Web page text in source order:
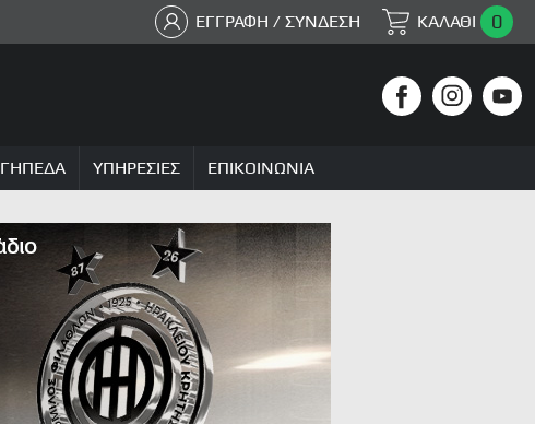
ΕΓΓΡΑΦΗ / ΣΥΝΔΕΣΗ ΚΑΛΑΘΙ 0
ΓΗΠΕΔΑ ΥΠΗΡΕΣΙΕΣ ΕΠΙΚΟΙΝΩΝΙΑ